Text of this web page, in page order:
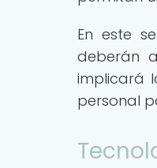
En este
deberán
implicará
personal